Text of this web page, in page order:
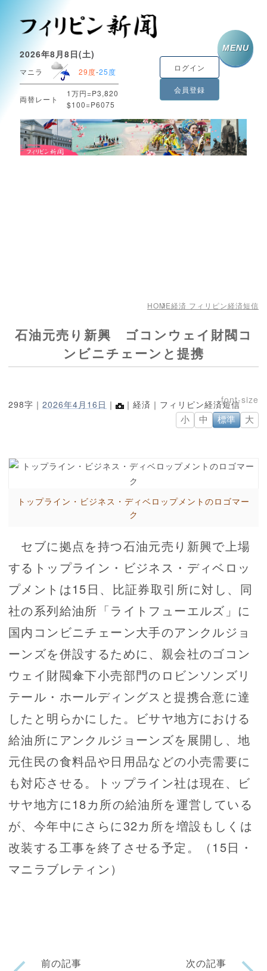
2026年8月8日(土)
マニラ 29度-25度
両替レート
1万円=P3,820
$100=P6075
ログイン
会員登録
MENU
HOME経済 フィリピン経済短信
石油元売り新興 ゴコンウェイ財閥コ
ンビニチェーンと提携
298字｜ 2026年4月16日 ｜ ｜経済｜フィリピン経済短信
小 中 標準 大
トップライン・ビジネス・ディベロップメントのロゴマー
ク
セブに拠点を持つ石油元売り新興で上場
するトップライン・ビジネス・ディベロッ
プメントは15日、比証券取引所に対し、同
社の系列給油所「ライトフューエルズ」に
国内コンビニチェーン大手のアンクルジョ
ーンズを併設するために、親会社のゴコン
ウェイ財閥傘下小売部門のロビンソンズリ
テール・ホールディングスと提携合意に達
したと明らかにした。ビサヤ地方における
給油所にアンクルジョーンズを展開し、地
元住民の食料品や日用品などの小売需要に
も対応させる。トップライン社は現在、ビ
サヤ地方に18カ所の給油所を運営している
が、今年中にさらに32カ所を増設もしくは
改装する工事を終了させる予定。（15日・
マニラブレティン）
前の記事 次の記事